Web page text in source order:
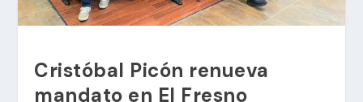
Cristóbal Picón renueva
mandato en El Fresno